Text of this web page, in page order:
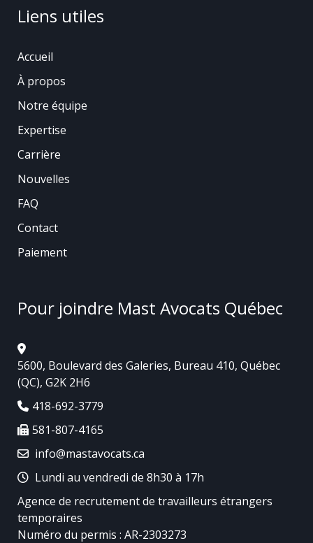
Liens utiles
Accueil
À propos
Notre équipe
Expertise
Carrière
Nouvelles
FAQ
Contact
Paiement
Pour joindre Mast Avocats Québec
5600, Boulevard des Galeries, Bureau 410, Québec
(QC), G2K 2H6
418-692-3779
581-807-4165
info@mastavocats.ca
Lundi au vendredi de 8h30 à 17h
Agence de recrutement de travailleurs étrangers
temporaires
Numéro du permis : AR-2303273